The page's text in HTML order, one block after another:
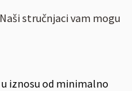
stručnjaci vam mogu
iznosu od minimalno